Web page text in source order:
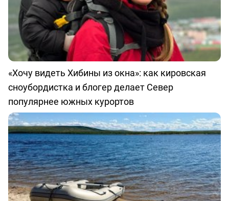
«Хочу видеть Хибины из окна»: как кировская
сноубордистка и блогер делает Север
популярнее южных курортов